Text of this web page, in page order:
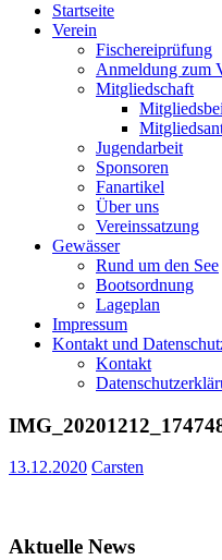
Startseite
Verein
Fischereiprüfung
Anmeldung zum
Mitgliedschaft
Jugendarbeit
Sponsoren
Fanartikel
Über uns
Vereinssatzung
Gewässer
Rund um den See
Bootsordnung
Lageplan
Impressum
Kontakt und
Kontakt
13.12.2020 Carsten
Aktuelle News